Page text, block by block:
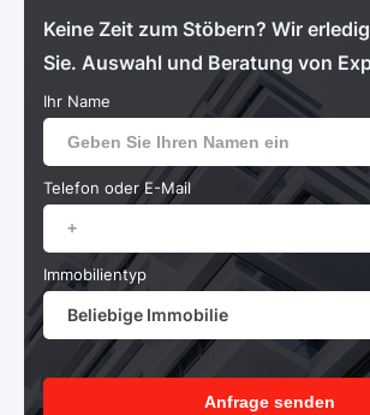
Keine Zeit zum Stöbern? Wir
Sie. Auswahl und Beratung von
Ihr Name
Telefon oder E-Mail
Immobilientyp
Beliebige Immobilie
Anfrage senden